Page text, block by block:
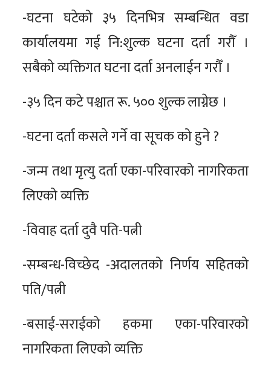
-घटना घटेको ३५ दिनभित्र सम्बन्धित वडा
कार्यालयमा गई नि:शुल्क घटना दर्ता गरौँ ।
सबैको व्यक्तिगत घटना दर्ता अनलाईन गरौँ ।
-३५ दिन कटे पश्चात रू. ५०० शुल्क लाग्नेछ ।
-घटना दर्ता कसले गर्ने वा सूचक को हुने ?
-जन्म तथा मृत्यु दर्ता एका-परिवारको नागरिकता
लिएको व्यक्ति
-विवाह दर्ता दुवै पति-पत्नी
-सम्बन्ध-विच्छेद -अदालतको निर्णय सहितको
पति/पत्नी
-बसाई-सराईको हकमा एका-परिवारको
नागरिकता लिएको व्यक्ति